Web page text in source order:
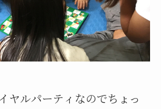
ヤルパーティなのでちょっ